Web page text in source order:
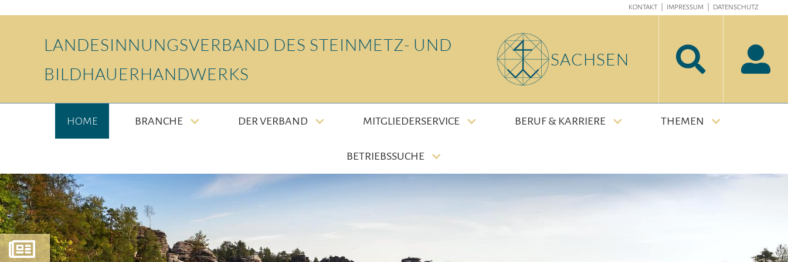

KONTAKT IMPRESSUM DATENSCHUTZ
LANDESINNUNGSVERBAND DES STEINMETZ- UND
BILDHAUERHANDWERKS
SACHSEN  
HOME BRANCHE DER VERBAND MITGLIEDERSERVICE BERUF & KARRIERE THEMEN
BETRIEBSSUCHE